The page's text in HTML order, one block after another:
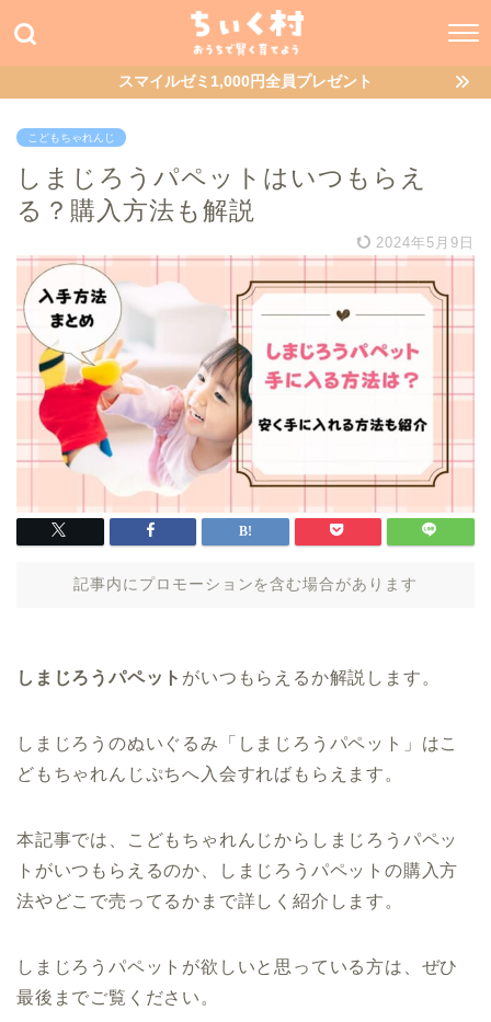
スマイルゼミ1,000円全員プレゼント
こどもちゃれんじ
しまじろうパペットはいつもらえ
る？購入方法も解説
2024年5月9日
記事内にプロモーションを含む場合があります
しまじろうパペット がいつもらえるか解説します。
しまじろうのぬいぐるみ「しまじろうパペット」はこ
どもちゃれんじぷちへ入会すればもらえます。
本記事では、こどもちゃれんじからしまじろうパペッ
トがいつもらえるのか、しまじろうパペットの購入方
法やどこで売ってるかまで詳しく紹介します。
しまじろうパペットが欲しいと思っている方は、ぜひ
最後までご覧ください。